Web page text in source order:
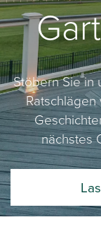
Stöbern Sie in
nächstes